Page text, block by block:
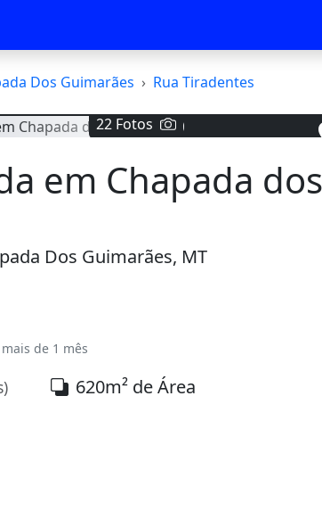
Dos Guimarães Rua Tiradentes
22 Fotos
em Chapada dos
Dos Guimarães, MT
de 1 mês
620m² de Área